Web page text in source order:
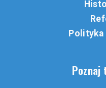
Polityka
Poznaj